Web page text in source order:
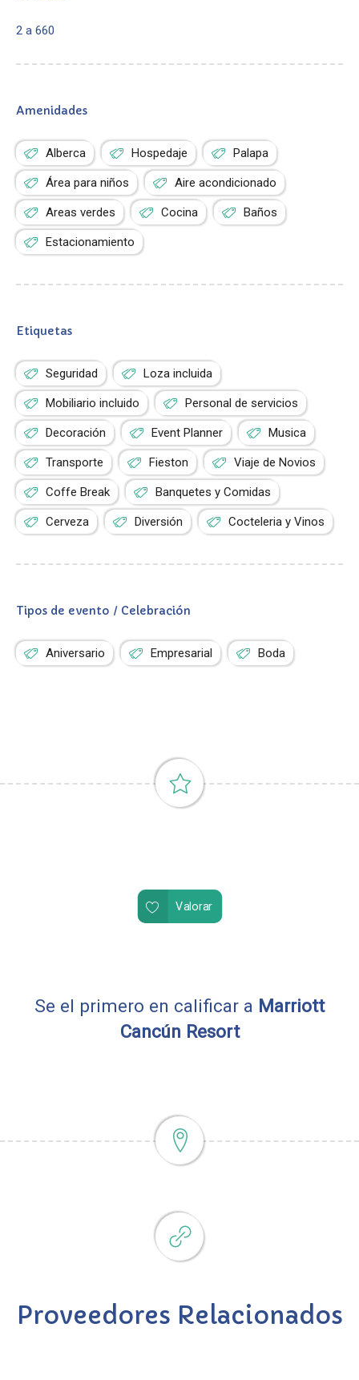
2 a 660
Amenidades
Alberca Hospedaje Palapa
Área para niños Aire acondicionado
Areas verdes Cocina Baños
Estacionamiento
Etiquetas
Seguridad Loza incluida
Mobiliario incluido Personal de servicios
Decoración Event Planner Musica
Transporte Fieston Viaje de Novios
Coffe Break Banquetes y Comidas
Cerveza Diversión Cocteleria y Vinos
Tipos de evento / Celebración
Aniversario Empresarial Boda
Valorar
Se el primero en calificar a Marriott
Cancún Resort
Proveedores Relacionados